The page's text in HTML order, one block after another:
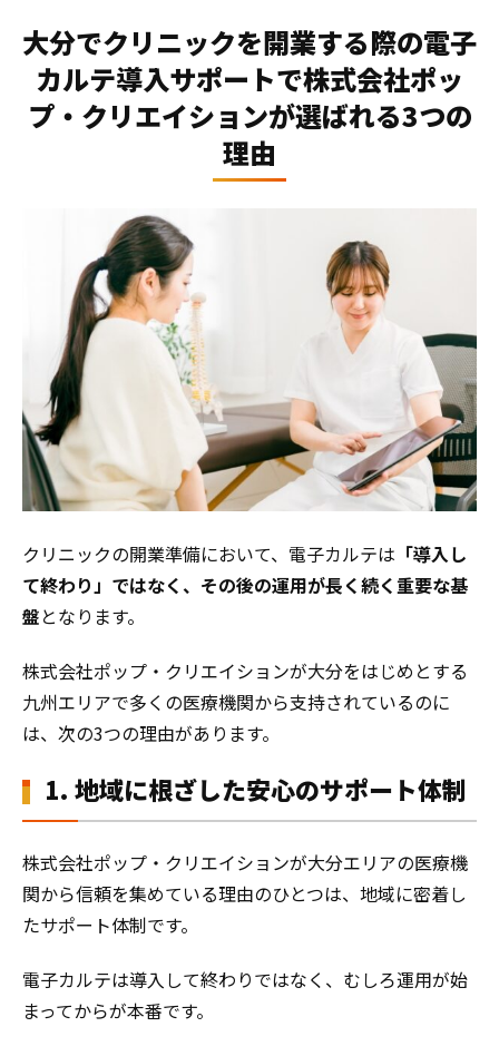
大分でクリニックを開業する際の電子
カルテ導入サポートで株式会社ポッ
プ・クリエイションが選ばれる3つの
理由
クリニックの開業準備において、電子カルテは 「導入し
て終わり」ではなく、その後の運用が長く続く重要な基
盤となります。
株式会社ポップ・クリエイションが大分をはじめとする
九州エリアで多くの医療機関から支持されているのに
は、次の3つの理由があります。
1. 地域に根ざした安心のサポート体制
株式会社ポップ・クリエイションが大分エリアの医療機
関から信頼を集めている理由のひとつは、地域に密着し
たサポート体制です。
電子カルテは導入して終わりではなく、むしろ運用が始
まってからが本番です。